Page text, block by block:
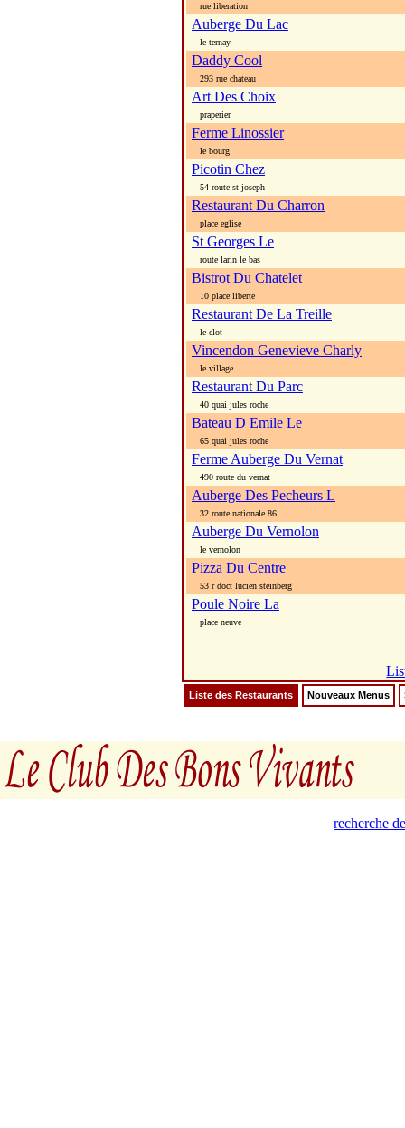
rue liberation
Auberge Du Lac
le ternay
Daddy Cool
293 rue chateau
Art Des Choix
praperier
Ferme Linossier
le bourg
Picotin Chez
54 route st joseph
Restaurant Du Charron
place eglise
St Georges Le
route larin le bas
Bistrot Du Chatelet
10 place liberte
Restaurant De La Treille
le clot
Vincendon Genevieve Charly
le village
Restaurant Du Parc
40 quai jules roche
Bateau D Emile Le
65 quai jules roche
Ferme Auberge Du Vernat
490 route du vernat
Auberge Des Pecheurs L
32 route nationale 86
Auberge Du Vernolon
le vernolon
Pizza Du Centre
53 r doct lucien steinberg
Poule Noire La
place neuve
Liste des Restaurants Nouveaux Menus
recherche